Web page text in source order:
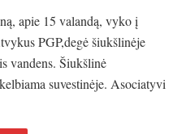
apie 15 valandą, vyko į
PGP,degė šiukšlinėje
vandens. Šiukšlinė
suvestinėje. Asociatyvi